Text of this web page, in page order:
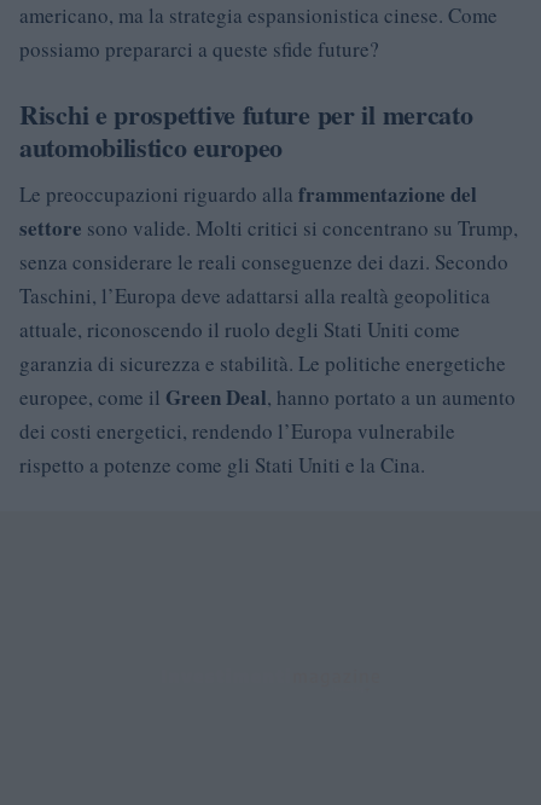
americano, ma la strategia espansionistica cinese. Come
possiamo prepararci a queste sfide future?
Rischi e prospettive future per il mercato
automobilistico europeo
Le preoccupazioni riguardo alla frammentazione del
settore sono valide. Molti critici si concentrano su Trump,
senza considerare le reali conseguenze dei dazi. Secondo
Taschini, l’Europa deve adattarsi alla realtà geopolitica
attuale, riconoscendo il ruolo degli Stati Uniti come
garanzia di sicurezza e stabilità. Le politiche energetiche
europee, come il Green Deal, hanno portato a un aumento
dei costi energetici, rendendo l’Europa vulnerabile
rispetto a potenze come gli Stati Uniti e la Cina.